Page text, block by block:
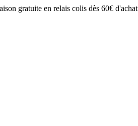
gratuite en relais colis dès 60€ d'achat